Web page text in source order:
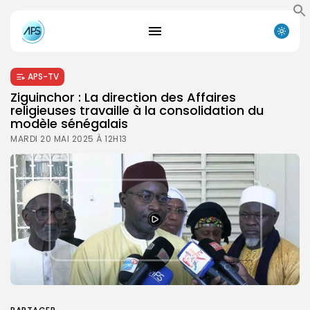
APS-TV
Ziguinchor : La direction des Affaires
religieuses travaille à la consolidation du
modèle sénégalais
MARDI 20 MAI 2025 À 12H13